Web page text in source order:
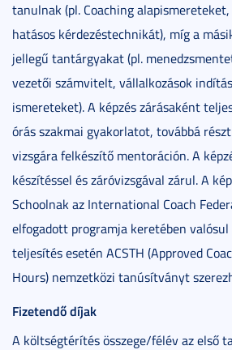
tanulnak (pl. Coaching
hatásos kérdezéstechnikát), míg a
jellegű tantárgyakat (pl.
vezetői számvitelt, vállalkozások
ismereteket). A képzés zárásaként
órás szakmai gyakorlatot, továbbá
vizsgára felkészítő mentoráción. A
készítéssel és záróvizsgával zárul. A
Schoolnak az International Coach
elfogadott programja keretében valósul
teljesítés esetén ACSTH (Approved
Hours) nemzetközi tanúsítványt
Fizetendő díjak
A költségtérítés összege/félév az első